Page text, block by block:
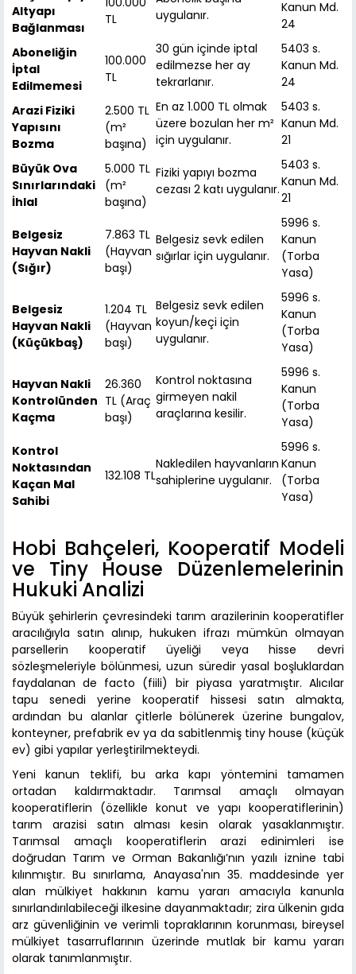
Altyapı
Bağlanması
TL
uygulanır.
Kanun Md.
24
Aboneliğin
İptal
Edilmemesi
100.000
TL
30 gün içinde iptal
edilmezse her ay
tekrarlanır.
5403 s.
Kanun Md.
24
Arazi Fiziki
Yapısını
Bozma
2.500 TL
(m²
başına)
En az 1.000 TL olmak
üzere bozulan her m²
için uygulanır.
5403 s.
Kanun Md.
21
Büyük Ova
Sınırlarındaki
İhlal
5.000 TL
(m²
başına)
Fiziki yapıyı bozma
cezası 2 katı uygulanır.
5403 s.
Kanun Md.
21
Belgesiz
Hayvan Nakli
(Sığır)
7.863 TL
(Hayvan
başı)
Belgesiz sevk edilen
sığırlar için uygulanır.
5996 s.
Kanun
(Torba
Yasa)
Belgesiz
Hayvan Nakli
(Küçükbaş)
1.204 TL
(Hayvan
başı)
Belgesiz sevk edilen
koyun/keçi için
uygulanır.
5996 s.
Kanun
(Torba
Yasa)
Hayvan Nakli
Kontrolünden
Kaçma
26.360
TL (Araç
başı)
Kontrol noktasına
girmeyen nakil
araçlarına kesilir.
5996 s.
Kanun
(Torba
Yasa)
Kontrol
Noktasından
Kaçan Mal
Sahibi
132.108 TL
Nakledilen hayvanların
sahiplerine uygulanır.
5996 s.
Kanun
(Torba
Yasa)
Hobi Bahçeleri, Kooperatif Modeli
ve Tiny House Düzenlemelerinin
Hukuki Analizi
Büyük şehirlerin çevresindeki tarım arazilerinin kooperatifler
aracılığıyla satın alınıp, hukuken ifrazı mümkün olmayan
parsellerin kooperatif üyeliği veya hisse devri
sözleşmeleriyle bölünmesi, uzun süredir yasal boşluklardan
faydalanan de facto (fiili) bir piyasa yaratmıştır. Alıcılar
tapu senedi yerine kooperatif hissesi satın almakta,
ardından bu alanlar çitlerle bölünerek üzerine bungalov,
konteyner, prefabrik ev ya da sabitlenmiş tiny house (küçük
ev) gibi yapılar yerleştirilmekteydi.
Yeni kanun teklifi, bu arka kapı yöntemini tamamen
ortadan kaldırmaktadır. Tarımsal amaçlı olmayan
kooperatiflerin (özellikle konut ve yapı kooperatiflerinin)
tarım arazisi satın alması kesin olarak yasaklanmıştır.
Tarımsal amaçlı kooperatiflerin arazi edinimleri ise
doğrudan Tarım ve Orman Bakanlığı’nın yazılı iznine tabi
kılınmıştır. Bu sınırlama, Anayasa'nın 35. maddesinde yer
alan mülkiyet hakkının kamu yararı amacıyla kanunla
sınırlandırılabileceği ilkesine dayanmaktadır; zira ülkenin gıda
arz güvenliğinin ve verimli topraklarının korunması, bireysel
mülkiyet tasarruflarının üzerinde mutlak bir kamu yararı
olarak tanımlanmıştır.